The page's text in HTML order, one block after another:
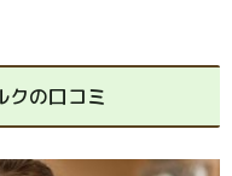
クの口コミ